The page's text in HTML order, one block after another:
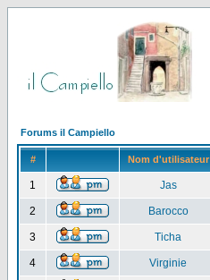
Forums il Campiello
# Nom d'utilisateur
1 Jas
2 Barocco
3 Ticha
4 Virginie